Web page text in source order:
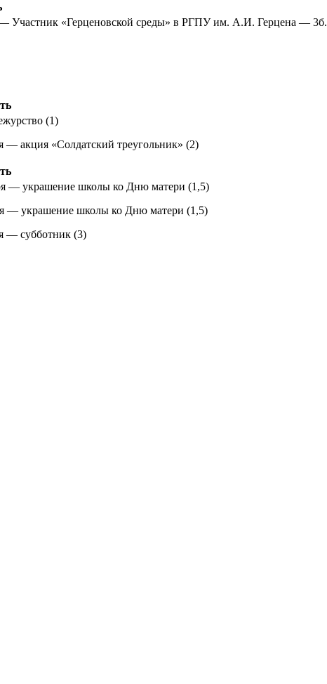
Участник «Герценовской среды» в РГПУ им. А.И. Герцена — 3б.
(1)
— акция «Солдатский треугольник» (2)
— украшение школы ко Дню матери (1,5)
— украшение школы ко Дню матери (1,5)
— субботник (3)